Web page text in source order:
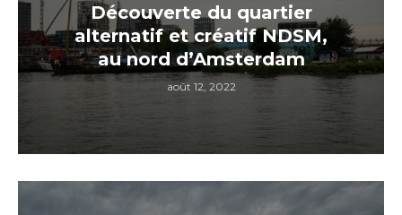
Découverte du quartier
alternatif et créatif NDSM,
au nord d’Amsterdam
août 12, 2022